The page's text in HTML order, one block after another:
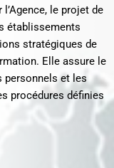
le projet de
établissements
stratégiques de
Elle assure le
personnels et les
procédures définies